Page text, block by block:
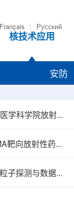
Français Русский
核技术应用
安防
不列颠哥伦比亚癌症中心林国贤教授中国医学科学院放射医学研究所开展学术交流
中国医学科学院放射医学研究所举办PSMA靶向放射性药物学术报告会
DUNE将人工智能融入中微子实验，提升粒子探测与数据处理能力